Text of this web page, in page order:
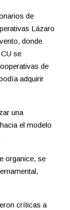
de
Lázaro
donde
se
de
adquirir
una
el modelo
organice, se
críticas a